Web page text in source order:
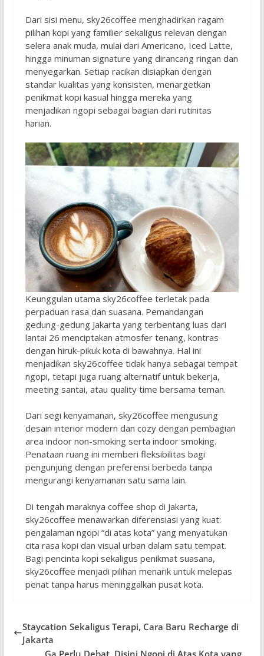
Dari sisi menu, sky26coffee menghadirkan ragam
pilihan kopi yang familier sekaligus relevan dengan
selera anak muda, mulai dari Americano, Iced Latte,
hingga minuman signature yang dirancang ringan dan
menyegarkan. Setiap racikan disiapkan dengan
standar kualitas yang konsisten, menargetkan
penikmat kopi kasual hingga mereka yang
menjadikan ngopi sebagai bagian dari rutinitas
harian.
Keunggulan utama sky26coffee terletak pada
perpaduan rasa dan suasana. Pemandangan
gedung-gedung Jakarta yang terbentang luas dari
lantai 26 menciptakan atmosfer tenang, kontras
dengan hiruk-pikuk kota di bawahnya. Hal ini
menjadikan sky26coffee tidak hanya sebagai tempat
ngopi, tetapi juga ruang alternatif untuk bekerja,
meeting santai, atau quality time bersama teman.
Dari segi kenyamanan, sky26coffee mengusung
desain interior modern dan cozy dengan pembagian
area indoor non-smoking serta indoor smoking.
Penataan ruang ini memberi fleksibilitas bagi
pengunjung dengan preferensi berbeda tanpa
mengurangi kenyamanan satu sama lain.
Di tengah maraknya coffee shop di Jakarta,
sky26coffee menawarkan diferensiasi yang kuat:
pengalaman ngopi “di atas kota” yang menyatukan
cita rasa kopi dan visual urban dalam satu tempat.
Bagi pencinta kopi sekaligus penikmat suasana,
sky26coffee menjadi pilihan menarik untuk melepas
penat tanpa harus meninggalkan pusat kota.
Staycation Sekaligus Terapi, Cara Baru Recharge di
Jakarta
Ga Perlu Debat, Disini Ngopi di Atas Kota yang